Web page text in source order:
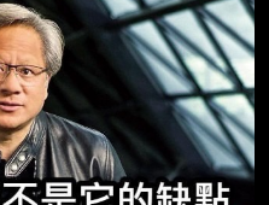
者署名：吳佩樺 : 原文內
蘋果將在9月發表會調漲
機售價，屆時也不排除
價格。不過，最新爆料指
不用等到9月，最快下 :
爆料iPhone 17下週就